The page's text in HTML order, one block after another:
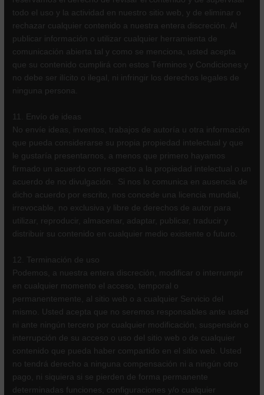
todo el uso y la actividad en nuestro sitio web, y de eliminar o
rechazar cualquier contenido a nuestra entera discreción. Al
publicar información o utilizar cualquier herramienta de
comunicación abierta tal y como se menciona, usted acepta
que su contenido cumplirá con estos Términos y Condiciones y
no debe ser ilícito o ilegal, ni infringir los derechos legales de
ninguna persona.
11. Envío de ideas
No envíe ideas, inventos, trabajos de autoría u otra información
que pueda considerarse su propia propiedad intelectual y que
le gustaría presentarnos, a menos que primero hayamos
firmado un acuerdo con respecto a la propiedad intelectual o un
acuerdo de no divulgación. Si nos lo comunica en ausencia de
dicho acuerdo por escrito, nos concede una licencia mundial,
irrevocable, no exclusiva y libre de derechos de autor para
utilizar, reproducir, almacenar, adaptar, publicar, traducir y
distribuir su contenido en cualquier medio existente o futuro.
12. Terminación de uso
Podemos, a nuestra entera discreción, modificar o interrumpir
en cualquier momento el acceso, temporal o
permanentemente, al sitio web o a cualquier Servicio del
mismo. Usted acepta que no seremos responsables ante usted
ni ante ningún tercero por cualquier modificación, suspensión o
interrupción de su acceso o uso del sitio web o de cualquier
contenido que pueda haber compartido en el sitio web. Usted
no tendrá derecho a ninguna compensación ni a ningún otro
pago, ni siquiera si se pierden de forma permanente
determinadas funciones, configuraciones y/o cualquier